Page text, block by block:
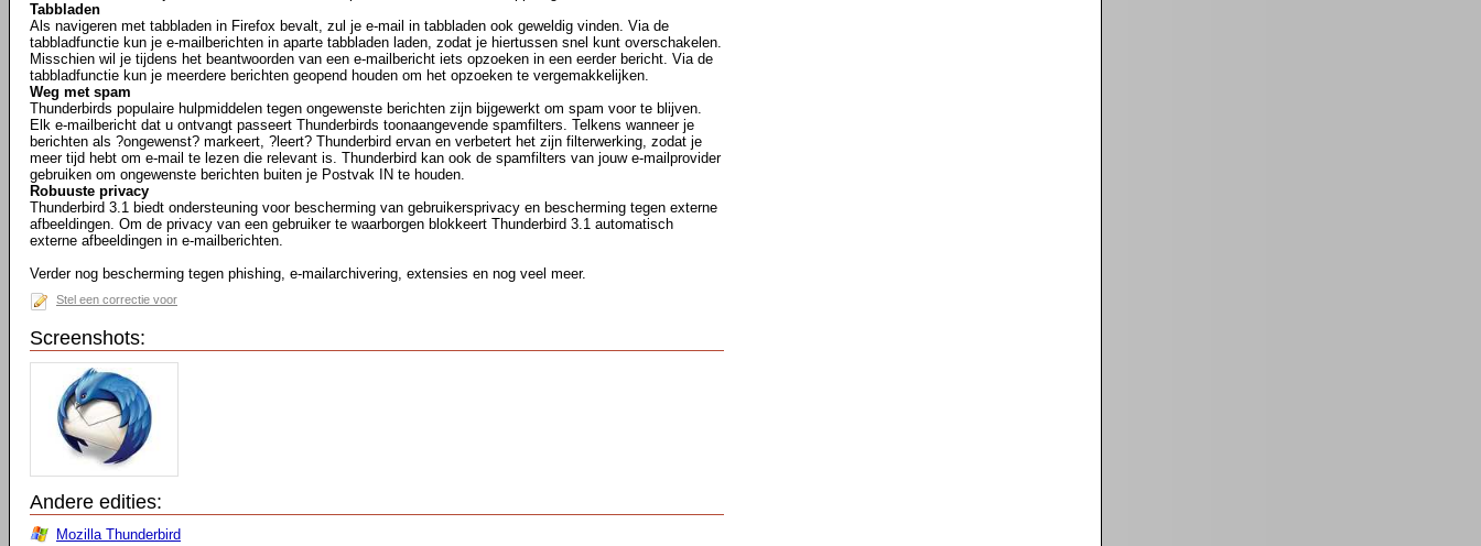
Tabbladen
Als navigeren met tabbladen in Firefox bevalt, zul je e-mail in tabbladen ook geweldig vinden. Via de
tabbladfunctie kun je e-mailberichten in aparte tabbladen laden, zodat je hiertussen snel kunt overschakelen.
Misschien wil je tijdens het beantwoorden van een e-mailbericht iets opzoeken in een eerder bericht. Via de
tabbladfunctie kun je meerdere berichten geopend houden om het opzoeken te vergemakkelijken.
Weg met spam
Thunderbirds populaire hulpmiddelen tegen ongewenste berichten zijn bijgewerkt om spam voor te blijven.
Elk e-mailbericht dat u ontvangt passeert Thunderbirds toonaangevende spamfilters. Telkens wanneer je
berichten als ?ongewenst? markeert, ?leert? Thunderbird ervan en verbetert het zijn filterwerking, zodat je
meer tijd hebt om e-mail te lezen die relevant is. Thunderbird kan ook de spamfilters van jouw e-mailprovider
gebruiken om ongewenste berichten buiten je Postvak IN te houden.
Robuuste privacy
Thunderbird 3.1 biedt ondersteuning voor bescherming van gebruikersprivacy en bescherming tegen externe
afbeeldingen. Om de privacy van een gebruiker te waarborgen blokkeert Thunderbird 3.1 automatisch
externe afbeeldingen in e-mailberichten.
Verder nog bescherming tegen phishing, e-mailarchivering, extensies en nog veel meer.
Stel een correctie voor
Screenshots:
Andere edities:
Mozilla Thunderbird